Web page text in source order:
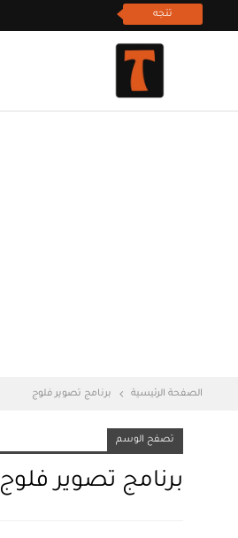
تتجه
الصفحة الرئيسية برنامج تصوير فلوج
تصفح الوسم
برنامج تصوير فلوج